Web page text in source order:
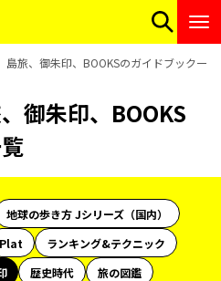
旅、御朱印、BOOKSのガイドブック一覧
御朱印、BOOKS
地球の歩き方 Jシリーズ（国内）
Plat
ランキング&テクニック
歴史時代
旅の図鑑